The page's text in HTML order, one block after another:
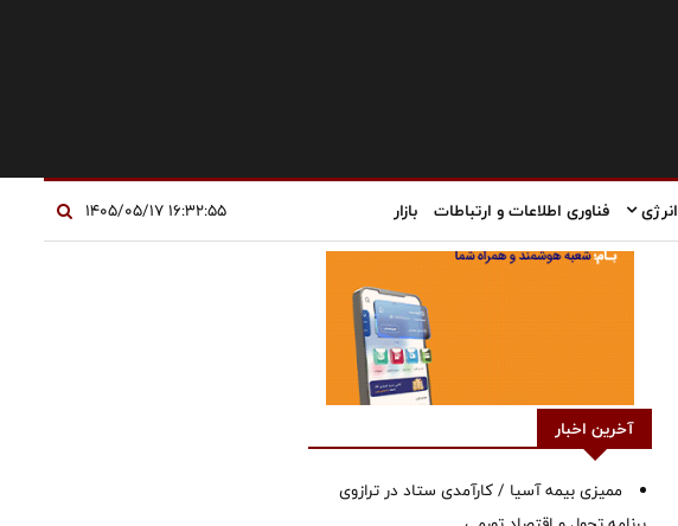
انرژی فناوری اطلاعات و ارتباطات بازار
آخرین اخبار
ممیزی بیمه آسیا / کارآمدی ستاد در ترازوی